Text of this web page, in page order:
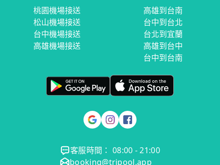
桃園機場接送
松山機場接送
台中機場接送
高雄機場接送
高雄到台南
台中到台北
台北到宜蘭
高雄到台中
台中到台南
客服時間： 08:00 - 21:00
booking@tripool.app